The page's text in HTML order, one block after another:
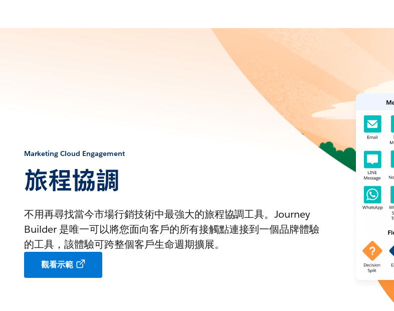
Marketing Cloud Engagement
旅程協調
不用再尋找當今市場行銷技術中最強大的旅程協調工具。Journey
Builder 是唯一可以將您面向客戶的所有接觸點連接到一個品牌體驗
的工具，該體驗可跨整個客戶生命週期擴展。
觀看示範